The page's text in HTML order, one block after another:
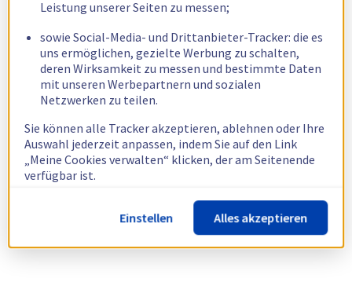
Leistung unserer Seiten zu messen;
sowie Social-Media- und Drittanbieter-Tracker: die es
uns ermöglichen, gezielte Werbung zu schalten,
deren Wirksamkeit zu messen und bestimmte Daten
mit unseren Werbepartnern und sozialen
Netzwerken zu teilen.
Sie können alle Tracker akzeptieren, ablehnen oder Ihre
Auswahl jederzeit anpassen, indem Sie auf den Link
„Meine Cookies verwalten“ klicken, der am Seitenende
verfügbar ist.
Weitere Informationen finden Sie in unsererRichtlinie
zur Verwendung von Cookies.
Einstellen Alles akzeptieren